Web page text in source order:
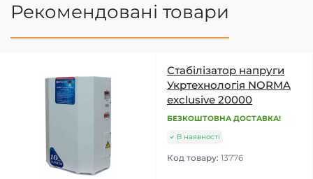
Рекомендовані товари
Стабілізатор напруги
Укртехнологія NORMA
exclusive 20000
БЕЗКОШТОВНА ДОСТАВКА!
В наявності
Код товару: 13776